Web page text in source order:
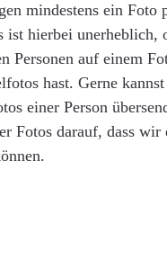
mindestens ein Foto
ist hierbei unerheblich,
Personen auf einem
hast. Gerne
einer Person
Fotos darauf, dass wir